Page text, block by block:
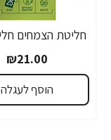
₪21.00
הוסף לעגלה